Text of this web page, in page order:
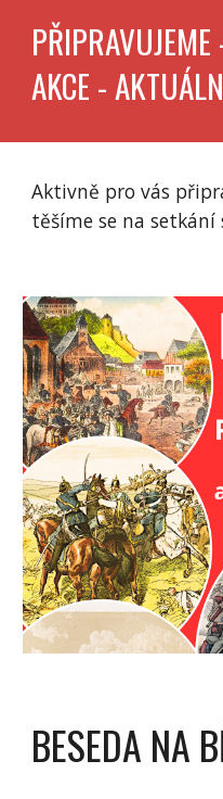
AKCE -
Aktivně pro vás
těšíme se na setkání
BESEDA NA